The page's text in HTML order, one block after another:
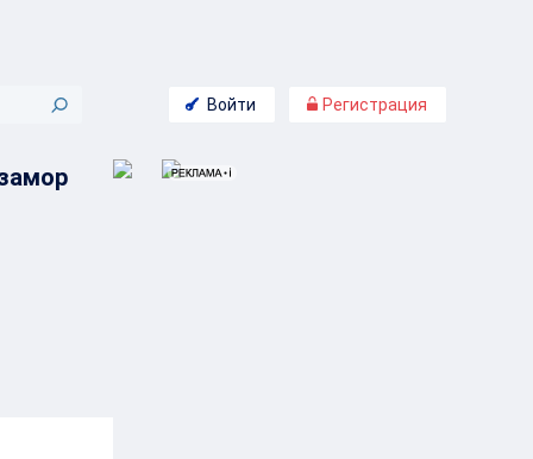
Войти Регистрация